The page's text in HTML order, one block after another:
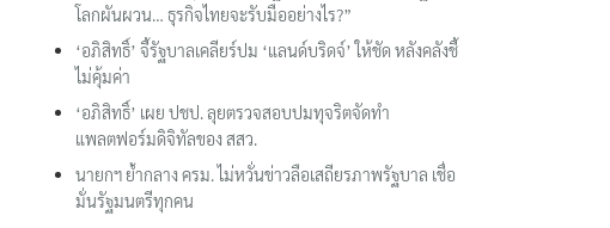
โลกผันผวน… ธุรกิจไทยจะรับมืออย่างไร?”
‘อภิสิทธิ์’ จี้รัฐบาลเคลียร์ปม ‘แลนด์บริดจ์’ ให้ชัด หลังคลังชี้
ไม่คุ้มค่า
‘อภิสิทธิ์’ เผย ปชป. ลุยตรวจสอบปมทุจริตจัดทำ
แพลตฟอร์มดิจิทัลของ สสว.
นายกฯ ย้ำกลาง ครม. ไม่หวั่นข่าวลือเสถียรภาพรัฐบาล เชื่อ
มั่นรัฐมนตรีทุกคน